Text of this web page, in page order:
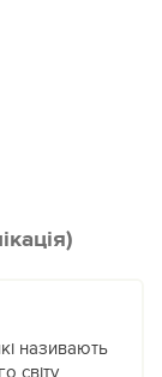
називають
світу